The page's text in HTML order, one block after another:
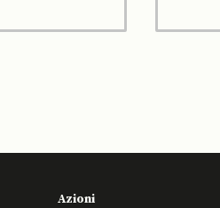
Azioni